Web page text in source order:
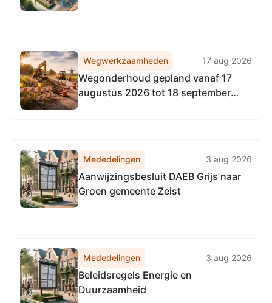
dakopbouw
Wegwerkzaamheden 17 aug 2026
Wegonderhoud gepland vanaf 17
augustus 2026 tot 18 september
Mededelingen 3 aug 2026
Aanwijzingsbesluit DAEB Grijs naar
Groen gemeente Zeist
Mededelingen 3 aug 2026
Beleidsregels Energie en
Duurzaamheid